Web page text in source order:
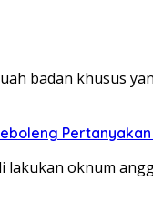
badan khusus
lakukan oknum